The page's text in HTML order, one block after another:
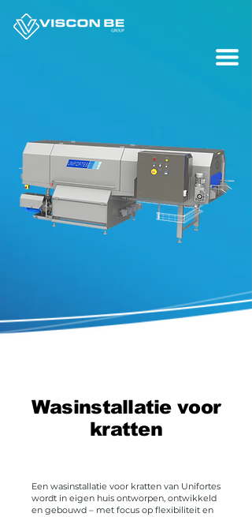
Wasinstallatie voor
kratten
Een wasinstallatie voor kratten van Unifortes
wordt in eigen huis ontworpen, ontwikkeld
en gebouwd – met focus op flexibiliteit en